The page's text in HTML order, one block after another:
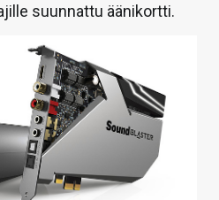
suunnattu äänikortti.